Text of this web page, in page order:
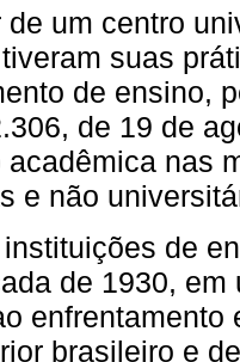
de um centro
suas
de ensino,
de 19 de
acadêmica nas
e não
de
de 1930,
brasileiro e